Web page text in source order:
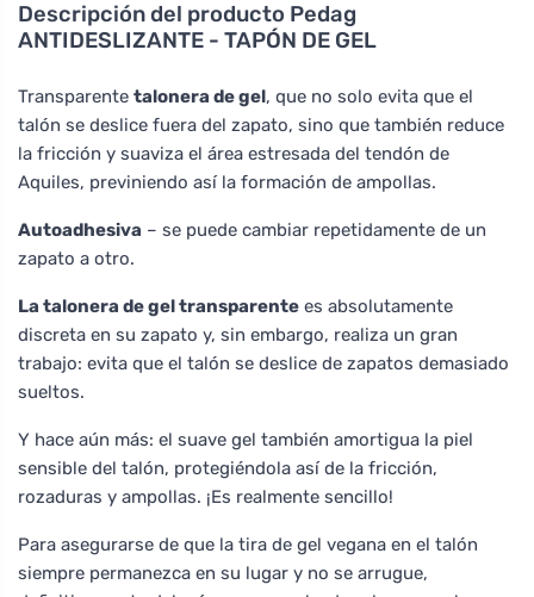
Descripción del producto Pedag
ANTIDESLIZANTE - TAPÓN DE GEL
Transparente talonera de gel, que no solo evita que el
talón se deslice fuera del zapato, sino que también reduce
la fricción y suaviza el área estresada del tendón de
Aquiles, previniendo así la formación de ampollas.
Autoadhesiva – se puede cambiar repetidamente de un
zapato a otro.
La talonera de gel transparente es absolutamente
discreta en su zapato y, sin embargo, realiza un gran
trabajo: evita que el talón se deslice de zapatos demasiado
sueltos.
Y hace aún más: el suave gel también amortigua la piel
sensible del talón, protegiéndola así de la fricción,
rozaduras y ampollas. ¡Es realmente sencillo!
Para asegurarse de que la tira de gel vegana en el talón
siempre permanezca en su lugar y no se arrugue,